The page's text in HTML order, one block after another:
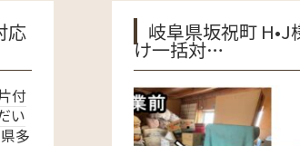
岐阜県坂祝町 H•J様｜不動産売却
け一括対…
岐阜県加茂郡
う出張買取と
応した事例を